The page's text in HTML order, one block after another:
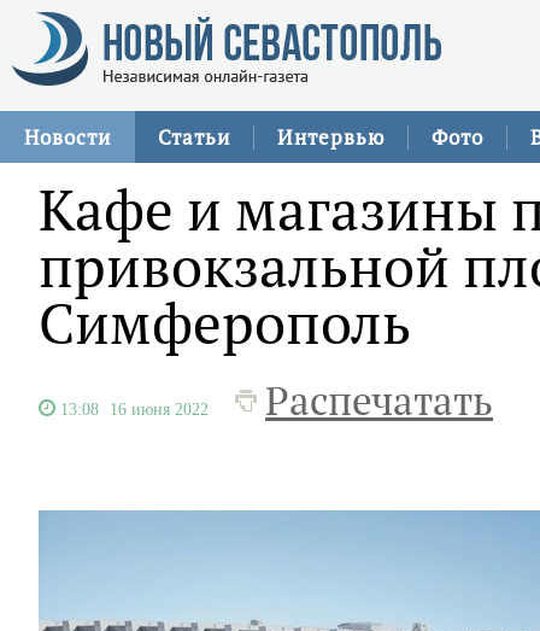
Новости Статьи Интервью Фото
Кафе и магазины
привокзальной
Симферополь
13:08 16 июня 2022 Распечатать